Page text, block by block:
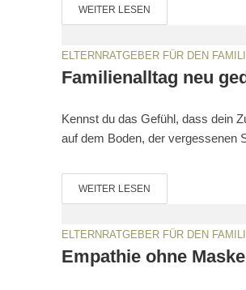
WEITER LESEN
ELTERNRATGEBER FÜR DEN
Familienalltag neu
Kennst du das Gefühl, dass dein
auf dem Boden, der vergessenen
WEITER LESEN
ELTERNRATGEBER FÜR DEN
Empathie ohne